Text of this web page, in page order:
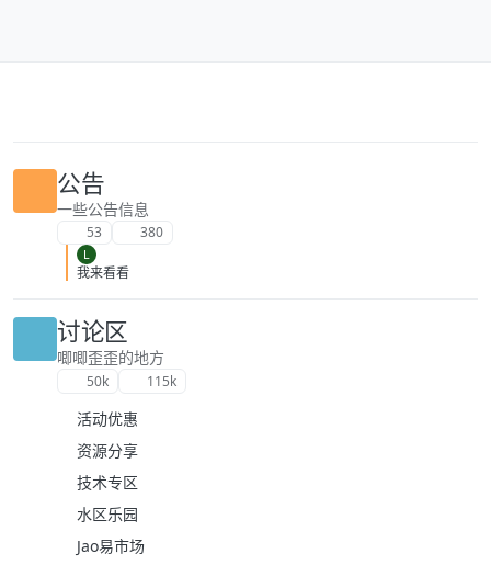
公告
一些公告信息
53 380
L
我来看看
讨论区
唧唧歪歪的地方
50k 115k
活动优惠
资源分享
技术专区
水区乐园
Jao易市场